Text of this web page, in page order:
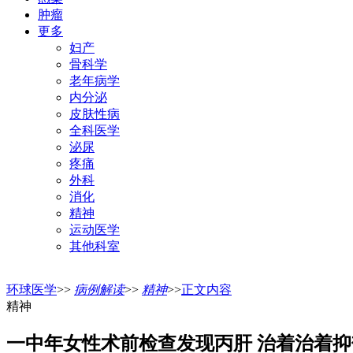
肿瘤
更多
妇产
骨科学
老年病学
内分泌
皮肤性病
全科医学
泌尿
疼痛
外科
消化
精神
运动医学
其他科室
环球医学>> 病例解读>> 精神>>正文内容
精神
一中年女性术前检查发现丙肝 治着治着